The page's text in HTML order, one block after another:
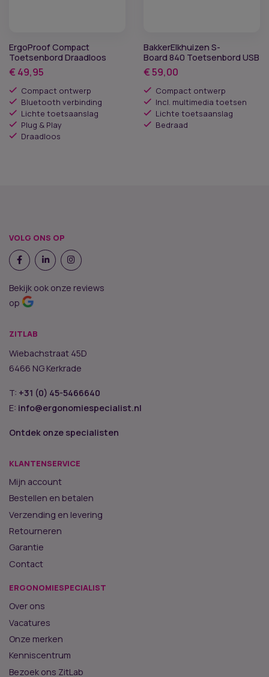
ErgoProof Compact
Toetsenbord Draadloos
€ 49,95
Compact ontwerp
Bluetooth verbinding
Lichte toetsaanslag
Plug & Play
Draadloos
BakkerElkhuizen S-
Board 840 Toetsenbord USB
€59,00
Compact ontwerp
Incl. multimedia toetsen
Lichte toetsaanslag
Bedraad
VOLG ONS OP
Bekijk ook onze reviews
op
ZITLAB
Wiebachstraat 45D
6466 NG Kerkrade
T: +31 (0) 45-5466640
E: info@ergonomiespecialist.nl
Ontdek onze specialisten
KLANTENSERVICE
Mijn account
Bestellen en betalen
Verzending en levering
Retourneren
Garantie
Contact
ERGONOMIESPECIALIST
Over ons
Vacatures
Onze merken
Kenniscentrum
Bezoek ons ZitLab